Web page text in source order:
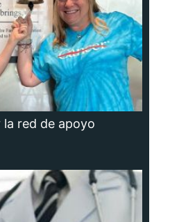
red de apoyo